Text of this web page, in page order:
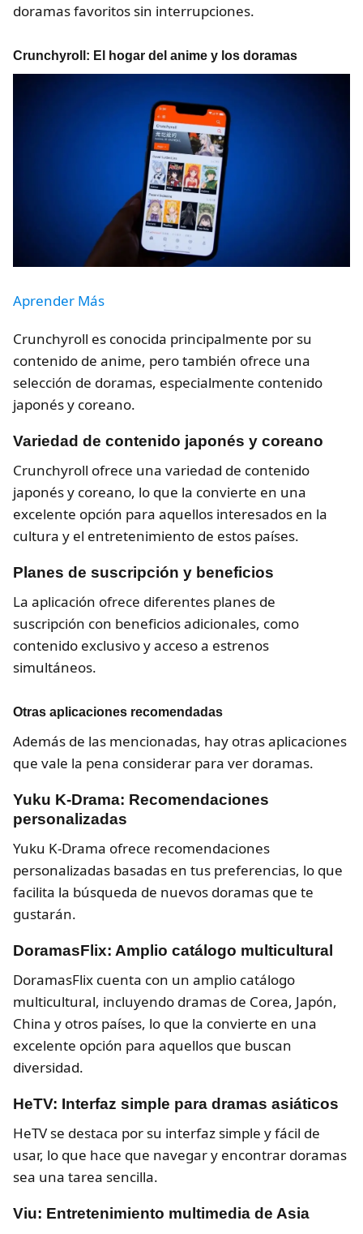
doramas favoritos sin interrupciones.
Crunchyroll: El hogar del anime y los doramas
Aprender Más
Crunchyroll es conocida principalmente por su
contenido de anime, pero también ofrece una
selección de doramas, especialmente contenido
japonés y coreano.
Variedad de contenido japonés y coreano
Crunchyroll ofrece una variedad de contenido
japonés y coreano, lo que la convierte en una
excelente opción para aquellos interesados en la
cultura y el entretenimiento de estos países.
Planes de suscripción y beneficios
La aplicación ofrece diferentes planes de
suscripción con beneficios adicionales, como
contenido exclusivo y acceso a estrenos
simultáneos.
Otras aplicaciones recomendadas
Además de las mencionadas, hay otras aplicaciones
que vale la pena considerar para ver doramas.
Yuku K-Drama: Recomendaciones
personalizadas
Yuku K-Drama ofrece recomendaciones
personalizadas basadas en tus preferencias, lo que
facilita la búsqueda de nuevos doramas que te
gustarán.
DoramasFlix: Amplio catálogo multicultural
DoramasFlix cuenta con un amplio catálogo
multicultural, incluyendo dramas de Corea, Japón,
China y otros países, lo que la convierte en una
excelente opción para aquellos que buscan
diversidad.
HeTV: Interfaz simple para dramas asiáticos
HeTV se destaca por su interfaz simple y fácil de
usar, lo que hace que navegar y encontrar doramas
sea una tarea sencilla.
Viu: Entretenimiento multimedia de Asia